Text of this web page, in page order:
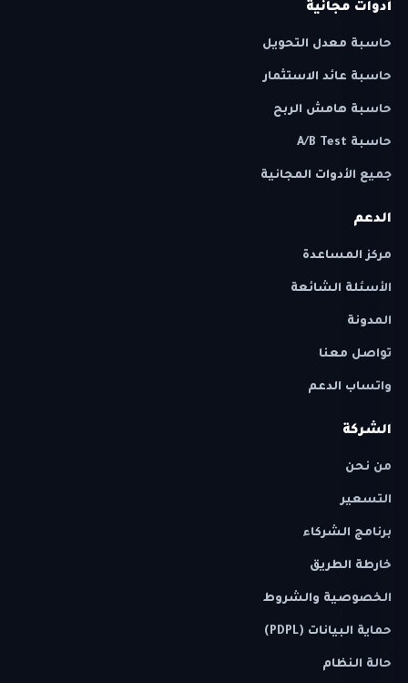
أدوات مجانية
حاسبة معدل التحويل
حاسبة عائد الاستثمار
حاسبة هامش الربح
حاسبة A/B Test
جميع الأدوات المجانية
الدعم
مركز المساعدة
الأسئلة الشائعة
المدونة
تواصل معنا
واتساب الدعم
الشركة
من نحن
التسعير
برنامج الشركاء
خارطة الطريق
الخصوصية والشروط
حماية البيانات (PDPL)
حالة النظام